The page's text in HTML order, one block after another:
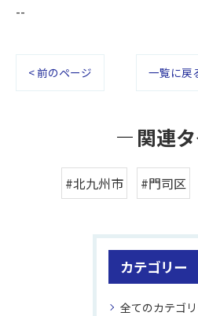
--
< 前のページ 一覧に戻
関連
#北九州市 #門司区
カテゴリー
全てのカテゴ